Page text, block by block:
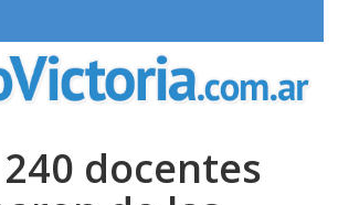
docentes